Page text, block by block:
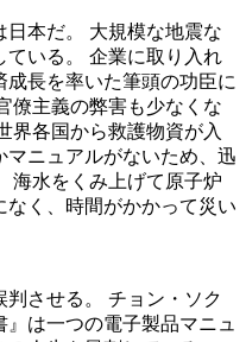
本だ。 大規模な地震な
ている。 企業に取り入れ
長を率いた筆頭の功臣に
僚主義の弊害も少なくな
界各国から救護物資が入
マニュアルがないため、迅
海水をくみ上げて原子炉
なく、時間がかかって災い
させる。 チョン・ソク
は一つの電子製品マニュ